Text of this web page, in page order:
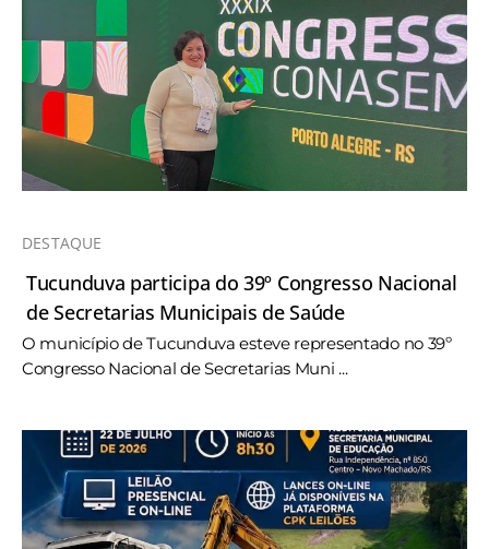
DESTAQUE
Tucunduva participa do 39º Congresso Nacional
de Secretarias Municipais de Saúde
O município de Tucunduva esteve representado no 39º
Congresso Nacional de Secretarias Muni ...